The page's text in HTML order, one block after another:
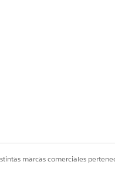
correctamente para
marcas comerciales